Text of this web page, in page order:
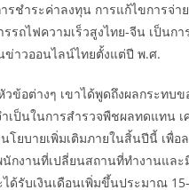
ชำระค่าลงทุน การแก้ไขการจ่า
รถไฟความเร็วสูงไทย-จีน เป็นก
าวออนไลน์ไทยตั้งแต่ปี พ.ศ.
ข้อต่างๆ เขาได้พูดถึงผลกระทบ
เป็นในการสำรวจพืชผลทดแทน
โยบายเพิ่มเติมภายในสิ้นปีนี้ เพื่อ
กงานที่เปลี่ยนสถานที่ทำงานแล
ด้รับเงินเดือนเพิ่มขึ้นประมาณ